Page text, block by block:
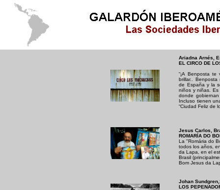
Ariadna Arnés,
EL CIRCO DE
“¡A Benposta
brillar..
de España y la
niños y niñas.
donde
Incluso tienen
“Ciudad Feliz de
Jesus Carlos,
ROMARÍA DO
La "Romária do
todos los años,
da Lapa, en el
Brasil
Bom Jesus da
Johan
LOS